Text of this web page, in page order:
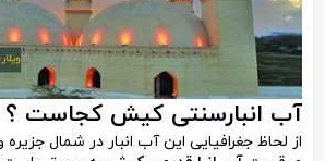
آب انبارسنتی کیش کجاست ؟
از لحاظ جغرافیایی این آب انبار در شمال